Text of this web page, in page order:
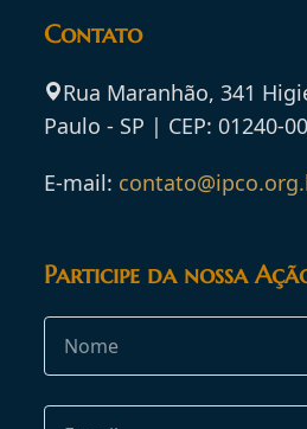
Contato
Rua Maranhão, 341
Paulo - SP | CEP: 01240-
E-mail:
Participe da nossa